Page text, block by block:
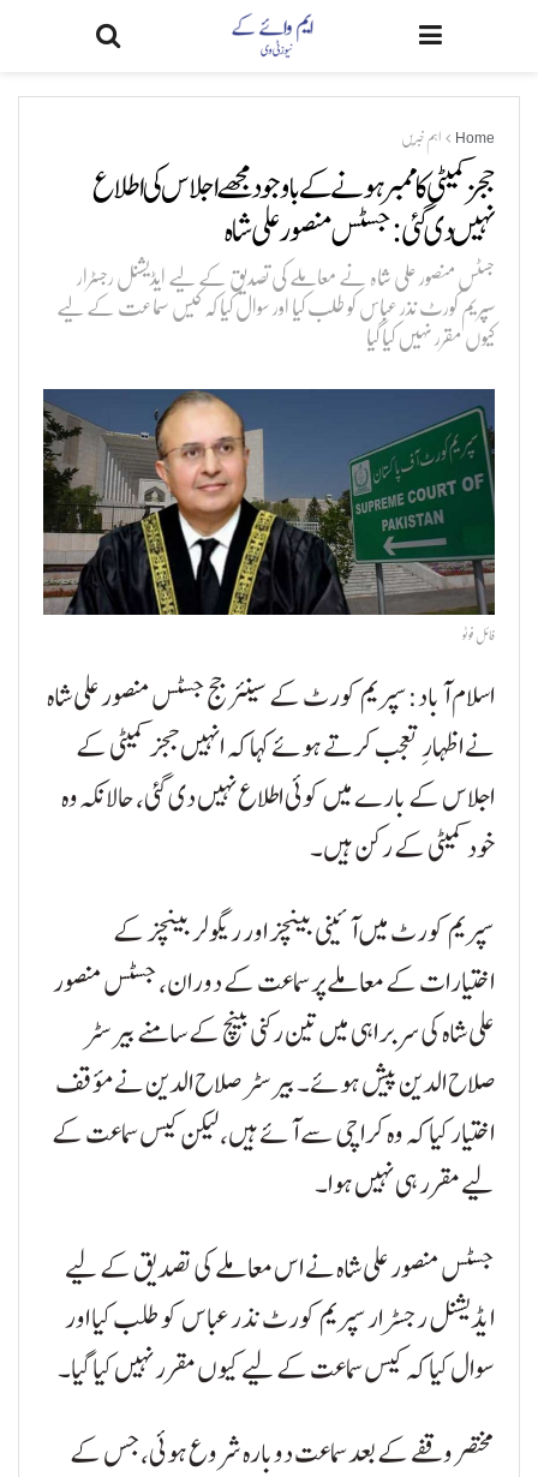
Home اہم خبریں
ججز کمیٹی کا ممبر ہونے کے باوجود مجھے اجلاس کی اطلاع
نہیں دی گئی:جسٹس منصور علی شاہ
جسٹس منصور علی شاہ نے معاملے کی تصدیق کے لیے ایڈیشنل رجسٹرار
سپریم کورٹ نذر عباس کو طلب کیا اور سوال کیا کہ کیس سماعت کے لیے
کیوں مقرر نہیں کیا گیا
فائل فوٹو
اسلام آباد:سپریم کورٹ کے سینئر جج جسٹس منصور علی شاہ
نے اظہارِ تعجب کرتے ہوئے کہا کہ انہیں ججز کمیٹی کے
اجلاس کے بارے میں کوئی اطلاع نہیں دی گئی، حالانکہ وہ
خود کمیٹی کے رکن ہیں۔
سپریم کورٹ میں آئینی بینچز اور ریگولر بینچز کے
اختیارات کے معاملے پر سماعت کے دوران، جسٹس منصور
علی شاہ کی سربراہی میں تین رکنی بینچ کے سامنے بیرسٹر
صلاح الدین پیش ہوئے۔ بیرسٹر صلاح الدین نے مؤقف
اختیار کیا کہ وہ کراچی سے آئے ہیں، لیکن کیس سماعت کے
لیے مقرر ہی نہیں ہوا۔
جسٹس منصور علی شاہ نے اس معاملے کی تصدیق کے لیے
ایڈیشنل رجسٹرار سپریم کورٹ نذر عباس کو طلب کیا اور
سوال کیا کہ کیس سماعت کے لیے کیوں مقرر نہیں کیا گیا۔
مختصر وقفے کے بعد سماعت دوبارہ شروع ہوئی، جس کے